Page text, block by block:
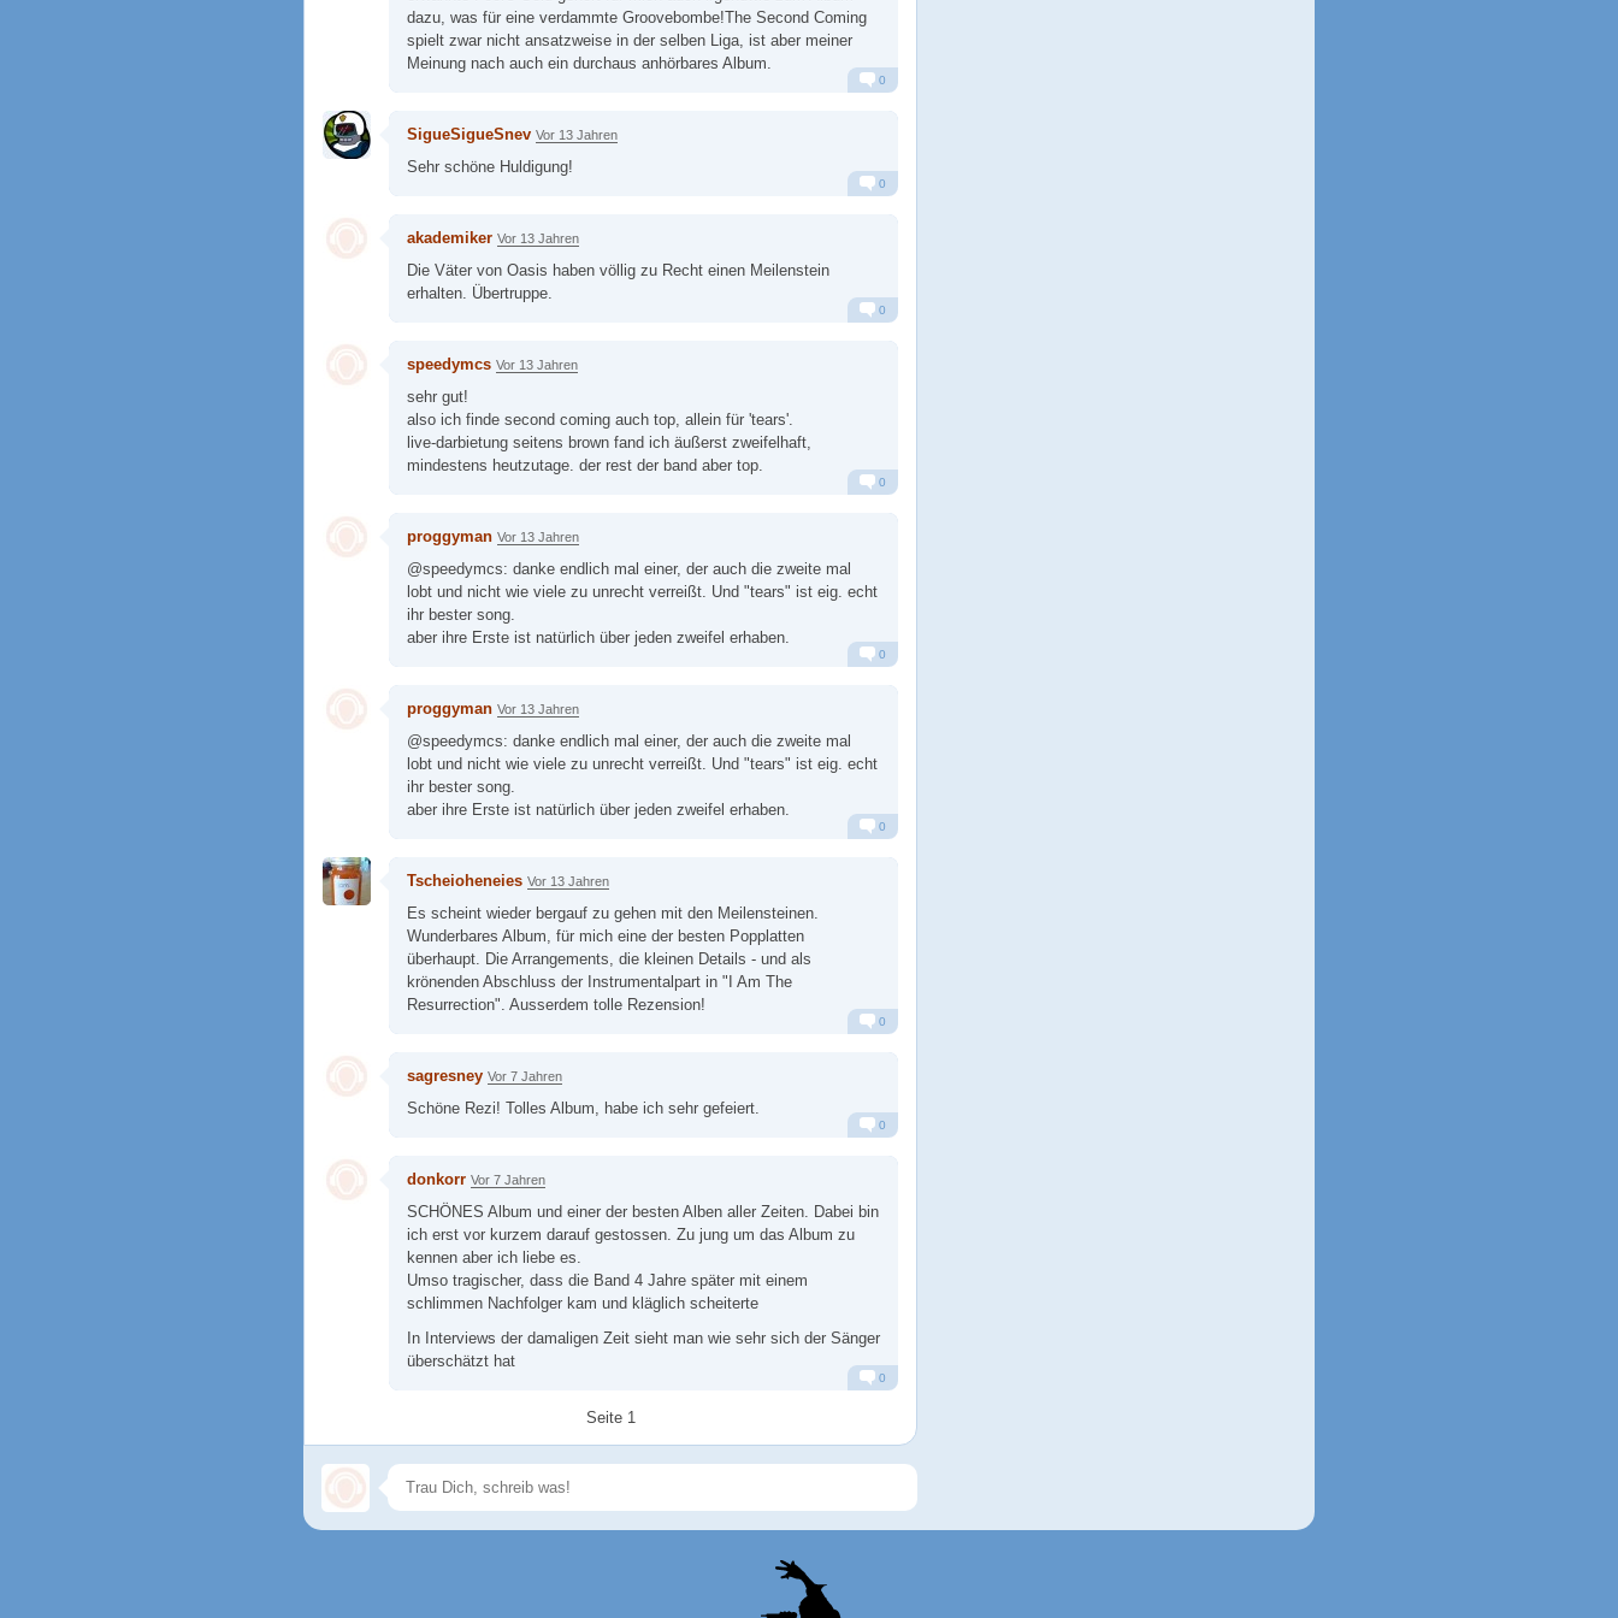
dazu, was für eine verdammte Groovebombe!The Second Coming
spielt zwar nicht ansatzweise in der selben Liga, ist aber meiner
Meinung nach auch ein durchaus anhörbares Album.
0
SigueSigueSnev Vor 13 Jahren
Sehr schöne Huldigung!
0
akademiker Vor 13 Jahren
Die Väter von Oasis haben völlig zu Recht einen Meilenstein
erhalten. Übertruppe.
0
speedymcs Vor 13 Jahren
sehr gut!
also ich finde second coming auch top, allein für 'tears'.
live-darbietung seitens brown fand ich äußerst zweifelhaft,
mindestens heutzutage. der rest der band aber top.
0
proggyman Vor 13 Jahren
@speedymcs: danke endlich mal einer, der auch die zweite mal
lobt und nicht wie viele zu unrecht verreißt. Und "tears" ist eig. echt
ihr bester song.
aber ihre Erste ist natürlich über jeden zweifel erhaben.
0
proggyman Vor 13 Jahren
@speedymcs: danke endlich mal einer, der auch die zweite mal
lobt und nicht wie viele zu unrecht verreißt. Und "tears" ist eig. echt
ihr bester song.
aber ihre Erste ist natürlich über jeden zweifel erhaben.
0
Tscheioheneies Vor 13 Jahren
Es scheint wieder bergauf zu gehen mit den Meilensteinen.
Wunderbares Album, für mich eine der besten Popplatten
überhaupt. Die Arrangements, die kleinen Details - und als
krönenden Abschluss der Instrumentalpart in "I Am The
Resurrection". Ausserdem tolle Rezension!
0
sagresney Vor 7 Jahren
Schöne Rezi! Tolles Album, habe ich sehr gefeiert.
0
donkorr Vor 7 Jahren
SCHÖNES Album und einer der besten Alben aller Zeiten. Dabei bin
ich erst vor kurzem darauf gestossen. Zu jung um das Album zu
kennen aber ich liebe es.
Umso tragischer, dass die Band 4 Jahre später mit einem
schlimmen Nachfolger kam und kläglich scheiterte
In Interviews der damaligen Zeit sieht man wie sehr sich der Sänger
überschätzt hat
0
Seite 1
Speichern